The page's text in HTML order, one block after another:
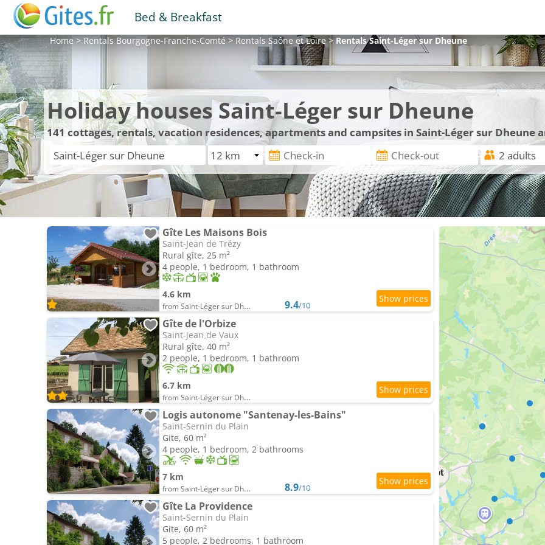
Bed & Breakfast
Home>RentalsBourgogne-Franche-Comté>RentalsSaône et Loire>RentalsSaint-Léger sur Dheune
Holiday houses Saint-Léger sur Dheune
141 cottages, rentals, vacation residences, apartments and campsites in Saint-Léger sur Dheune
Gîte Les Maisons Bois
Saint-Jean de Trézy
Rural gîte, 25 m²
4 people, 1 bedroom, 1 bathroom
4.6 km
from Saint-Léger sur Dheune 9.4/10
Gîte de l'Orbize
Saint-Jean de Vaux
Rural gîte, 40 m²
2 people, 1 bedroom, 1 bathroom
6.7 km
from Saint-Léger sur Dheune
Logis autonome "Santenay-les-Bains"
Saint-Sernin du Plain
Gite, 60 m²
4 people, 1 bedroom, 2 bathrooms
7 km
from Saint-Léger sur Dheune 8.9/10
Gîte La Providence
Saint-Sernin du Plain
Gite, 60 m²
5 people, 2 bedrooms, 1 bathroom